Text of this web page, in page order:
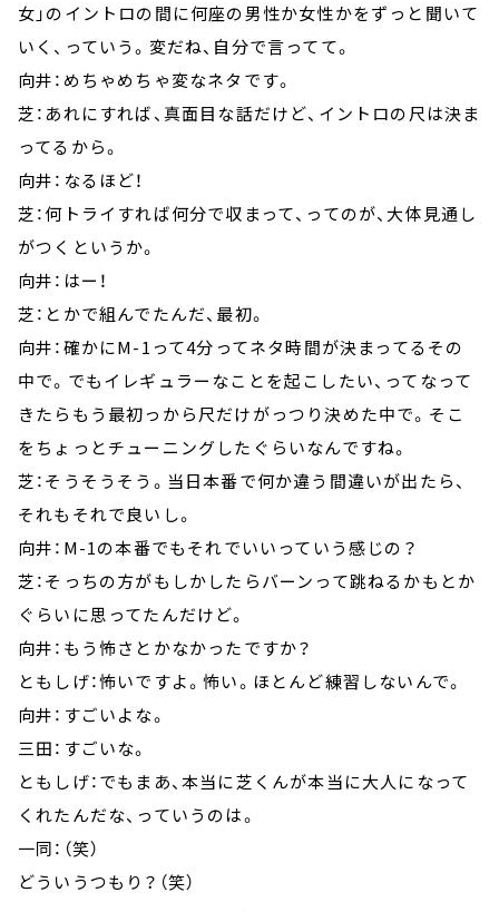
女」のイントロの間に何座の男性か女性かをずっと聞いて
いく、っていう。変だね、自分で言ってて。
向井：めちゃめちゃ変なネタです。
芝：あれにすれば、真面目な話だけど、イントロの尺は決ま
ってるから。
向井：なるほど！
芝：何トライすれば何分で収まって、ってのが、大体見通し
がつくというか。
向井：はー！
芝：とかで組んでたんだ、最初。
向井：確かにM-1って4分ってネタ時間が決まってるその
中で。でもイレギュラーなことを起こしたい、ってなって
きたらもう最初っから尺だけがっつり決めた中で。そこ
をちょっとチューニングしたぐらいなんですね。
芝：そうそうそう。当日本番で何か違う間違いが出たら、
それもそれで良いし。
向井：M-1の本番でもそれでいいっていう感じの？
芝：そっちの方がもしかしたらバーンって跳ねるかもとか
ぐらいに思ってたんだけど。
向井：もう怖さとかなかったですか？
ともしげ：怖いですよ。怖い。ほとんど練習しないんで。
向井：すごいよな。
三田：すごいな。
ともしげ：でもまあ、本当に芝くんが本当に大人になって
くれたんだな、っていうのは。
一同：（笑）
どういうつもり？（笑）